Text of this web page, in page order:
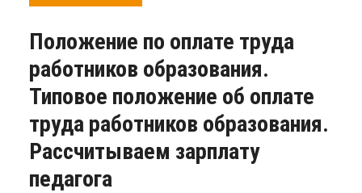
Положение по оплате труда
работников образования.
Типовое положение об оплате
труда работников образования.
Рассчитываем зарплату
педагога